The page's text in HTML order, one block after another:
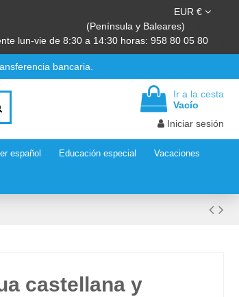
EUR €
(Península y Baleares)
lun-vie de 8:30 a 14:30 horas: 958 80 05 80
bancaria.
Ir a la cesta
Vacío
Iniciar sesión
español Educación especial Vacaciones
castellana y